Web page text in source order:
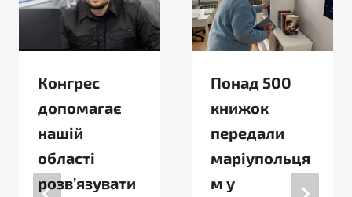
Конгрес
допомагає
нашій
області
розвʼязувати
Понад 500
книжок
передали
маріупольця
м у